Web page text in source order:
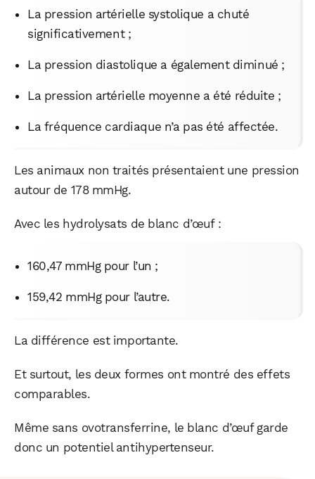
La pression artérielle systolique a chuté
significativement ;
La pression diastolique a également diminué ;
La pression artérielle moyenne a été réduite ;
La fréquence cardiaque n’a pas été affectée.
Les animaux non traités présentaient une pression
autour de 178 mmHg.
Avec les hydrolysats de blanc d’œuf :
160,47 mmHg pour l’un ;
159,42 mmHg pour l’autre.
La différence est importante.
Et surtout, les deux formes ont montré des effets
comparables.
Même sans ovotransferrine, le blanc d’œuf garde
donc un potentiel antihypertenseur.